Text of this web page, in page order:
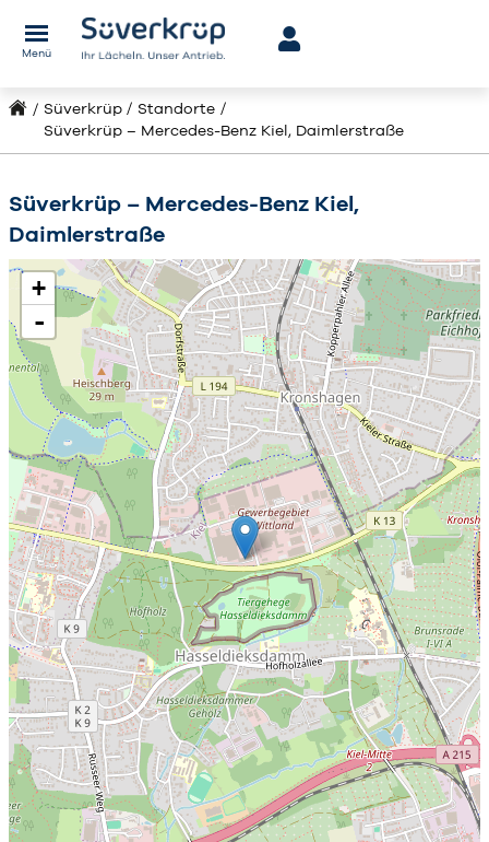
Menü
Süverkrüp
Standorte
Süverkrüp – Mercedes-Benz Kiel, Daimlerstraße
Süverkrüp – Mercedes-Benz Kiel,
Daimlerstraße
+
-